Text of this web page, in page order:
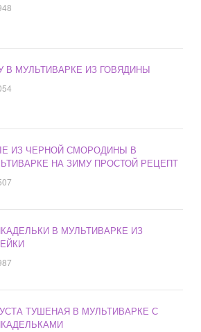
В МУЛЬТИВАРКЕ ИЗ ГОВЯДИНЫ
ИЗ ЧЕРНОЙ СМОРОДИНЫ В
НА ЗИМУ ПРОСТОЙ РЕЦЕПТ
В МУЛЬТИВАРКЕ ИЗ
ТУШЕНАЯ В МУЛЬТИВАРКЕ С